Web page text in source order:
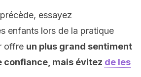
essayez
enfants lors de la pratique
offre un plus grand sentiment
confiance, mais évitez de les